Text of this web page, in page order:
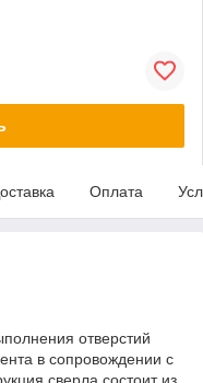
Оплата
отверстий
в сопровождении с